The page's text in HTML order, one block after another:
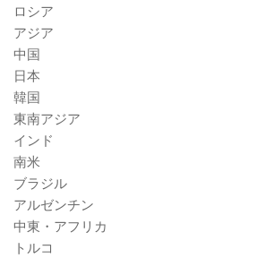
ロシア
アジア
中国
日本
韓国
東南アジア
インド
南米
ブラジル
アルゼンチン
中東・アフリカ
トルコ